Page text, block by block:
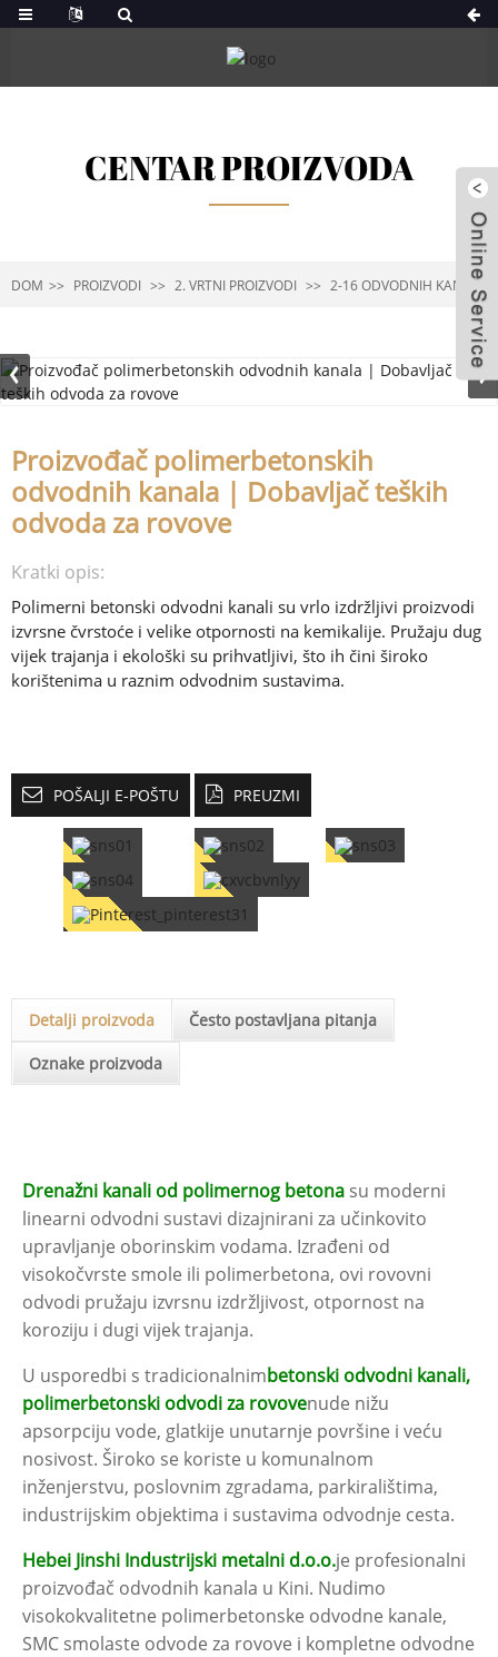
CENTAR PROIZVODA
DOM PROIZVODI 2. VRTNI PROIZVODI 2-16 ODVODNIH KANALA
Proizvođač polimerbetonskih
odvodnih kanala | Dobavljač teških
odvoda za rovove
Kratki opis:
Polimerni betonski odvodni kanali su vrlo izdržljivi proizvodi
izvrsne čvrstoće i velike otpornosti na kemikalije. Pružaju dug
vijek trajanja i ekološki su prihvatljivi, što ih čini široko
korištenima u raznim odvodnim sustavima.
POŠALJI E-POŠTU PREUZMI
Detalji proizvoda Često postavljana pitanja
Oznake proizvoda
Drenažni kanali od polimernog betona su moderni
linearni odvodni sustavi dizajnirani za učinkovito
upravljanje oborinskim vodama. Izrađeni od
visokočvrste smole ili polimerbetona, ovi rovovni
odvodi pružaju izvrsnu izdržljivost, otpornost na
koroziju i dugi vijek trajanja.
U usporedbi s tradicionalnimbetonski odvodni kanali,
polimerbetonski odvodi za rovovenude nižu
apsorpciju vode, glatkije unutarnje površine i veću
nosivost. Široko se koriste u komunalnom
inženjerstvu, poslovnim zgradama, parkiralištima,
industrijskim objektima i sustavima odvodnje cesta.
Hebei Jinshi Industrijski metalni d.o.o.je profesionalni
proizvođač odvodnih kanala u Kini. Nudimo
visokokvalitetne polimerbetonske odvodne kanale,
SMC smolaste odvode za rovove i kompletne odvodne